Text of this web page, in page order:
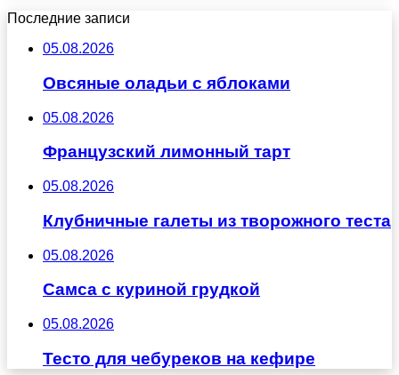
Последние записи
05.08.2026
Овсяные оладьи с яблоками
05.08.2026
Французский лимонный тарт
05.08.2026
Клубничные галеты из творожного теста
05.08.2026
Самса с куриной грудкой
05.08.2026
Тесто для чебуреков на кефире